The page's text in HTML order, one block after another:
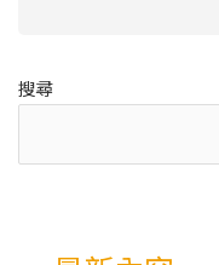
搜尋